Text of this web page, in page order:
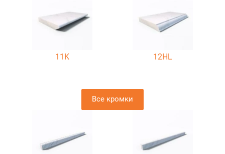
11K 12HL
Все кромки